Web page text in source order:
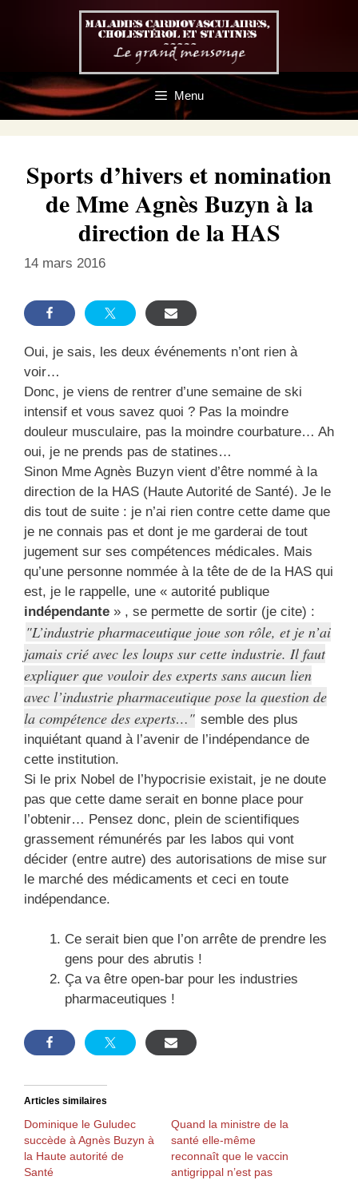
Menu
Sports d’hivers et nomination
de Mme Agnès Buzyn à la
direction de la HAS
14 mars 2016
Oui, je sais, les deux événements n’ont rien à
voir…
Donc, je viens de rentrer d’une semaine de ski
intensif et vous savez quoi ? Pas la moindre
douleur musculaire, pas la moindre courbature… Ah
oui, je ne prends pas de statines…
Sinon Mme Agnès Buzyn vient d’être nommé à la
direction de la HAS (Haute Autorité de Santé). Je le
dis tout de suite : je n’ai rien contre cette dame que
je ne connais pas et dont je me garderai de tout
jugement sur ses compétences médicales. Mais
qu’une personne nommée à la tête de de la HAS qui
est, je le rappelle, une « autorité publique
indépendante » , se permette de sortir (je cite) :
L’industrie pharmaceutique joue son rôle, et je n’ai
jamais crié avec les loups sur cette industrie. Il faut
expliquer que vouloir des experts sans aucun lien
avec l’industrie pharmaceutique pose la question de
la compétence des experts…
semble des plus
inquiétant quand à l’avenir de l’indépendance de
cette institution.
Si le prix Nobel de l’hypocrisie existait, je ne doute
pas que cette dame serait en bonne place pour
l’obtenir… Pensez donc, plein de scientifiques
grassement rémunérés par les labos qui vont
décider (entre autre) des autorisations de mise sur
le marché des médicaments et ceci en toute
indépendance.
Ce serait bien que l’on arrête de prendre les
gens pour des abrutis !
Ça va être open-bar pour les industries
pharmaceutiques !
Articles similaires
Dominique le Guludec
succède à Agnès Buzyn à
la Haute autorité de
Santé
Quand la ministre de la
santé elle-même
reconnaît que le vaccin
antigrippal n’est pas